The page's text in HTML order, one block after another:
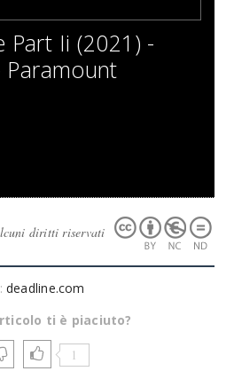
Part Ii (2021) -
Paramount
diritti riservati
deadline.com
ti è piaciuto?
1